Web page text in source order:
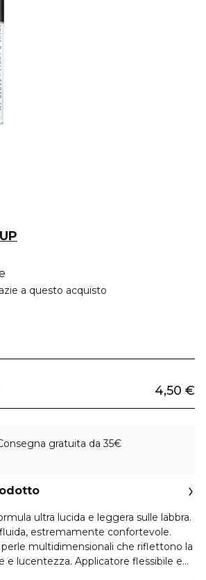
a questo acquisto
4,50 €
gratuita da 35€
ultra lucida e leggera sulle labbra.
estremamente confortevole.
multidimensionali che riflettono la
e lucentezza. Applicatore flessibile e